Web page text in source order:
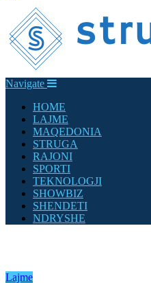
Navigate
HOME
LAJME
MAQEDONIA
STRUGA
RAJONI
SPORTI
TEKNOLOGJI
SHOWBIZ
SHENDETI
NDRYSHE
Lajme